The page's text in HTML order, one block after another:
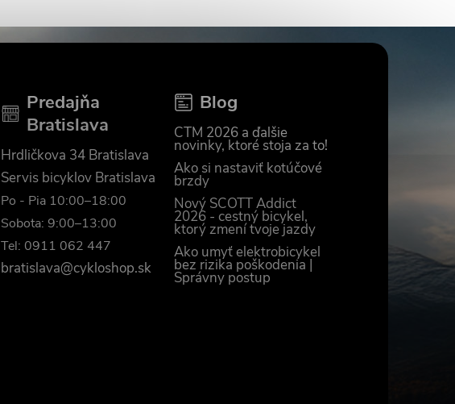
Predajňa
Bratislava
Hrdličkova 34 Bratislava
Servis bicyklov Bratislava
Po - Pia 10:00–18:00
Sobota: 9:00–13:00
Tel: 0911 062 447
bratislava@cykloshop.sk
Blog
CTM 2026 a ďalšie
novinky, ktoré stoja za to!
Ako si nastaviť kotúčové
brzdy
Nový SCOTT Addict
2026 - cestný bicykel,
ktorý zmení tvoje jazdy
Ako umyť elektrobicykel
bez rizika poškodenia |
Správny postup